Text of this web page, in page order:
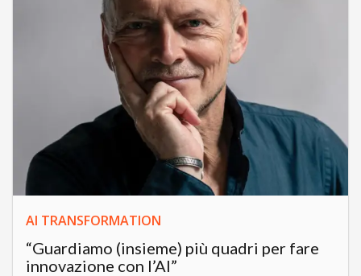
AI TRANSFORMATION
“Guardiamo (insieme) più quadri per fare
innovazione con l’AI”